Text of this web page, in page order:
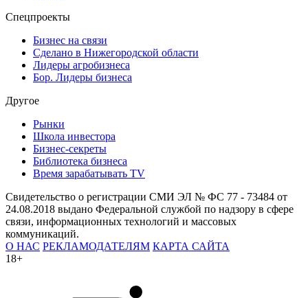
Спецпроекты
Бизнес на связи
Сделано в Нижегородской области
Лидеры агробизнеса
Бор. Лидеры бизнеса
Другое
Рынки
Школа инвестора
Бизнес-секреты
Библиотека бизнеса
Время зарабатывать TV
Свидетельство о регистрации СМИ ЭЛ № ФС 77 - 73484 от
24.08.2018 выдано Федеральной службой по надзору в сфере
связи, информационных технологий и массовых
коммуникаций.
О НАС РЕКЛАМОДАТЕЛЯМ КАРТА САЙТА
18+